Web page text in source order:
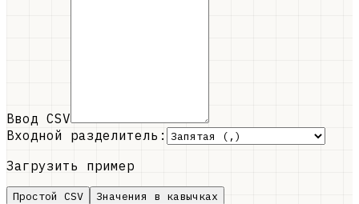
Ввод CSV
Входной разделитель:
Загрузить пример
Простой CSV
Значения в кавычках